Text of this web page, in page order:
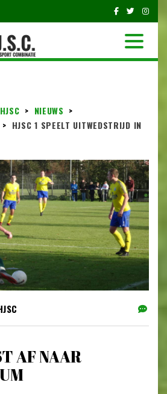
> NIEUWS >
> HJSC 1 SPEELT UITWEDSTRIJD IN
AF NAAR